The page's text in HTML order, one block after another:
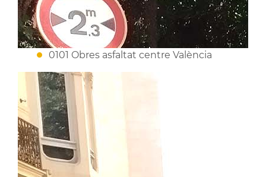
0101 Obres asfaltat centre València